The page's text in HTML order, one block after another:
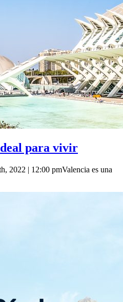
para vivir
2022 | 12:00 pmValencia es una